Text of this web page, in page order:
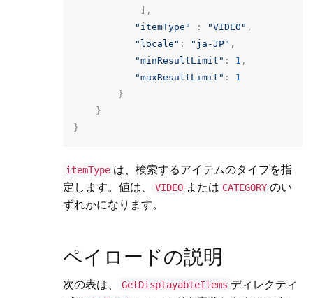
],
"itemType"
: "VIDEO" ,
"locale" : "ja-JP" ,
"minResultLimit" : 1 ,
"maxResultLimit" :
1
}
}
}
itemType は、検索するアイテムのタイプを指
定します。値は、
VIDEO または CATEGORY のい
ずれかになります。
ペイロードの説明
次の表は、 GetDisplayableItems ディレクティ